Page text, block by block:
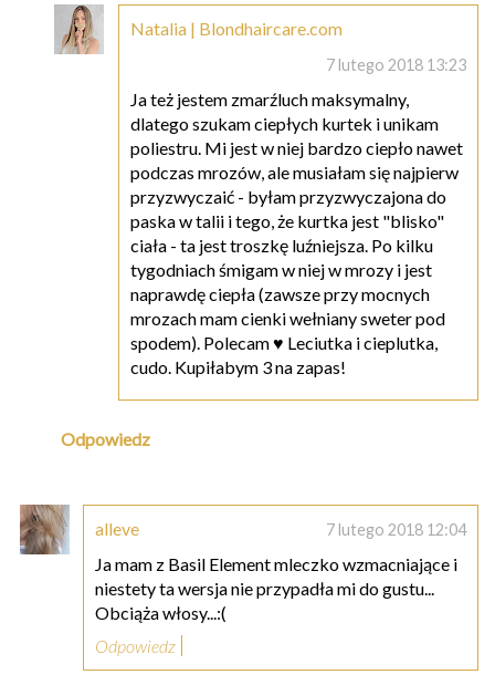
Natalia | Blondhaircare.com
7 lutego 2018 13:23
Ja też jestem zmarźluch maksymalny,
dlatego szukam ciepłych kurtek i unikam
poliestru. Mi jest w niej bardzo ciepło nawet
podczas mrozów, ale musiałam się najpierw
przyzwyczaić - byłam przyzwyczajona do
paska w talii i tego, że kurtka jest "blisko"
ciała - ta jest troszkę luźniejsza. Po kilku
tygodniach śmigam w niej w mrozy i jest
naprawdę ciepła (zawsze przy mocnych
mrozach mam cienki wełniany sweter pod
spodem). Polecam ♥ Leciutka i cieplutka,
cudo. Kupiłabym 3 na zapas!
Odpowiedz
alleve 7 lutego 2018 12:04
Ja mam z Basil Element mleczko wzmacniające i
niestety ta wersja nie przypadła mi do gustu...
Obciąża włosy...:(
Odpowiedz